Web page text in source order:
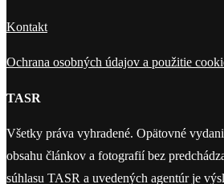
Kontakt
Ochrana osobných údajov a použitie
TASR
Všetky práva vyhradené. Opätovné
obsahu článkov a fotografií bez
súhlasu TASR a uvedených agentúr je